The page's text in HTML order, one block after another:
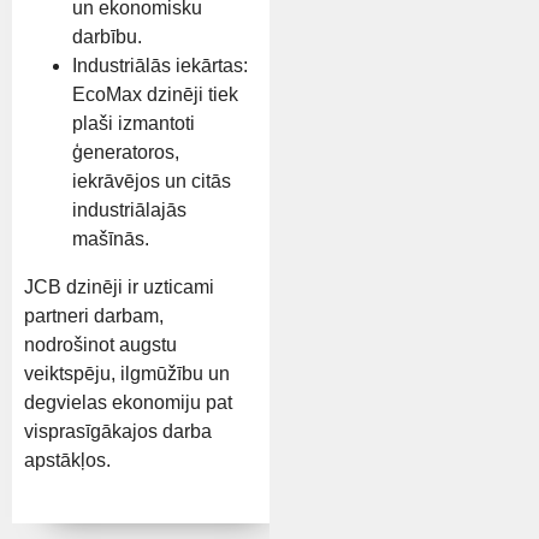
un ekonomisku
darbību.
Industriālās iekārtas:
EcoMax dzinēji tiek
plaši izmantoti
ģeneratoros,
iekrāvējos un citās
industriālajās
mašīnās.
JCB dzinēji ir uzticami
partneri darbam,
nodrošinot augstu
veiktspēju, ilgmūžību un
degvielas ekonomiju pat
visprasīgākajos darba
apstākļos.